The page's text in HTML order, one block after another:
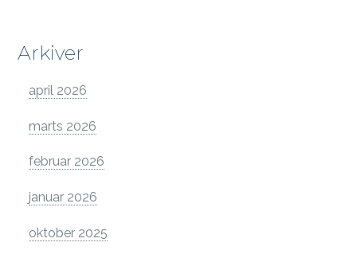
Arkiver
april 2026
marts 2026
februar 2026
januar 2026
oktober 2025